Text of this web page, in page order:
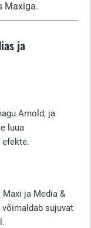
Maxiga.
ja
Arnold, ja
luua
ja Media &
sujuvat